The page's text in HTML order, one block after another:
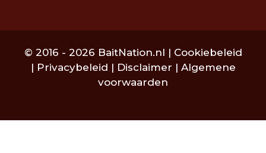
© 2016 - 2026 BaitNation.nl | Cookiebeleid
| Privacybeleid | Disclaimer | Algemene
voorwaarden